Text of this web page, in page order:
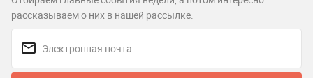
рассказываем о них в нашей рассылке.